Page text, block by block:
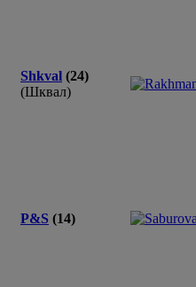
Shkval (24)
(Шквал)
P&S (14)